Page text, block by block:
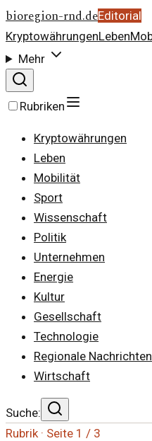
bioregion-rnd.deEditorial
KryptowährungenLeben
Mehr
Rubriken
Kryptowährungen
Leben
Mobilität
Sport
Wissenschaft
Politik
Unternehmen
Energie
Kultur
Gesellschaft
Technologie
Regionale Nachrichten
Wirtschaft
Suche:
Rubrik · Seite 1 / 3